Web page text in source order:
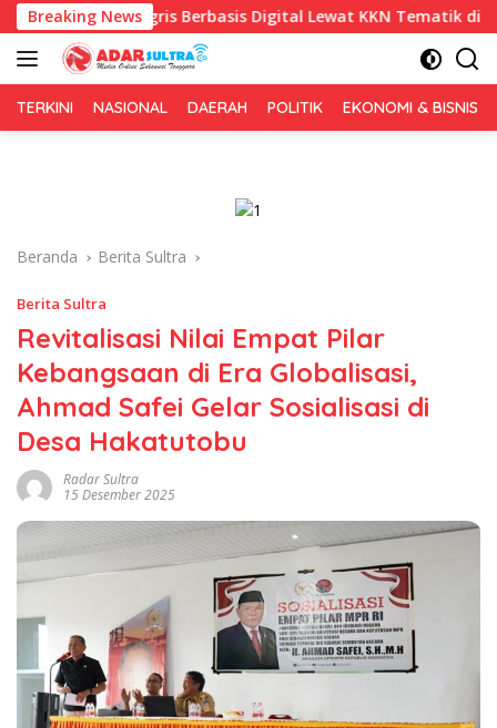
Langsung
ke
konten
Breaking News
Berbasis Digital Lewat KKN Tematik di Desa Alebo
TERKINI NASIONAL DAERAH POLITIK EKONOMI & BISNIS
Beranda Berita Sultra
Berita Sultra
Revitalisasi Nilai Empat Pilar
Kebangsaan di Era Globalisasi,
Ahmad Safei Gelar Sosialisasi di
Desa Hakatutobu
Radar Sultra
15 Desember 2025